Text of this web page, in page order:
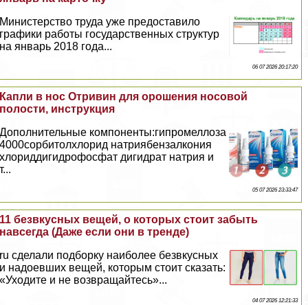
Министерство труда уже предоставило
графики работы государственных структур
на январь 2018 года...
06 07 2026 20:17:20
Капли в нос Отривин для орошения носовой
полости, инструкция
Дополнительные компоненты:гипромеллоза
4000сорбитолхлорид натриябензалкония
хлориддигидрофосфат дигидрат натрия и
т...
05 07 2026 23:33:47
11 безвкусных вещей, о которых стоит забыть
навсегда (Даже если они в тренде)
ru сделали подборку наиболее безвкусных
и надоевших вещей, которым стоит сказать:
«Уходите и не возвращайтесь»...
04 07 2026 12:21:33